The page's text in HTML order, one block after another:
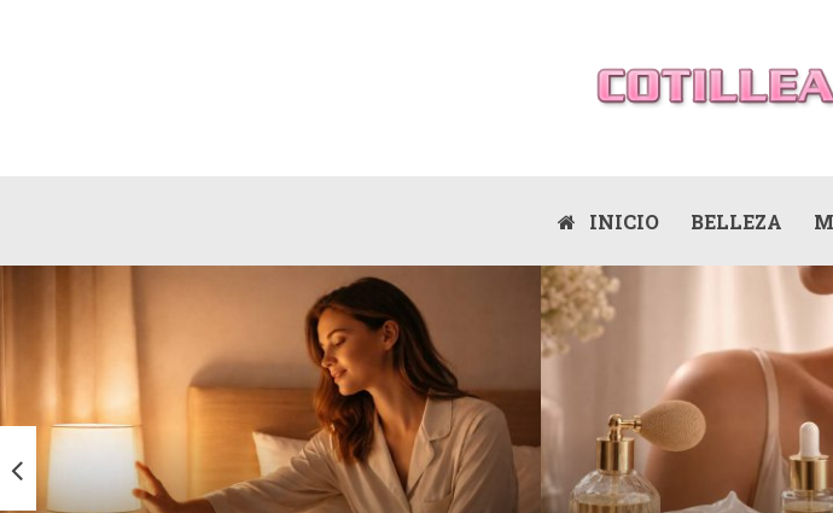
INICIO BELLEZA